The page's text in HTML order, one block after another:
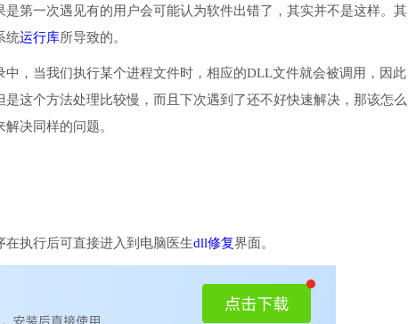
第一次遇见有的用户会可能认为软件出错了，其实并不是这样。其
统运行库所导致的。
，当我们执行某个进程文件时，相应的DLL文件就会被调用，因此
这个方法处理比较慢，而且下次遇到了还不好快速解决，那该怎么
决同样的问题。
执行后可直接进入到电脑医生dll修复界面。